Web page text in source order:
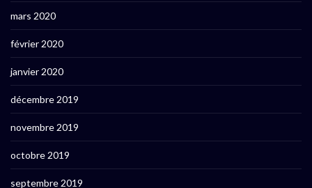
mars 2020
février 2020
janvier 2020
décembre 2019
novembre 2019
octobre 2019
septembre 2019